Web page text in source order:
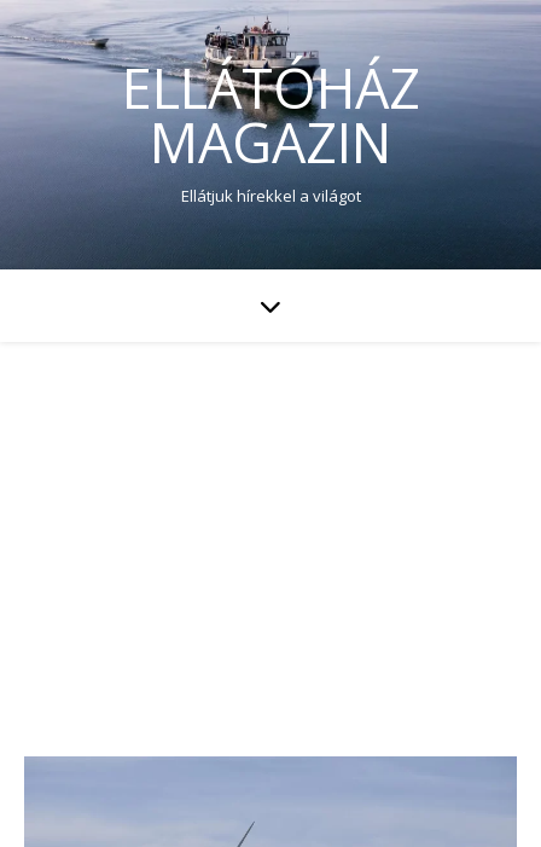
ELLÁTÓHÁZ
MAGAZIN
Ellátjuk hírekkel a világot